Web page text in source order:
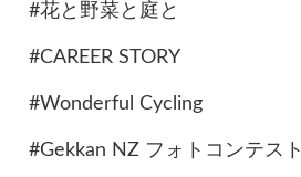
#花と野菜と庭と
#CAREER STORY
#Wonderful Cycling
#Gekkan NZ フォトコンテスト